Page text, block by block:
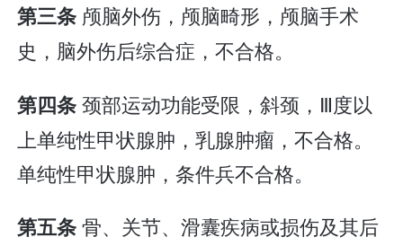
第三条 颅脑外伤，颅脑畸形，颅脑手术
史，脑外伤后综合症，不合格。
第四条颈部运动功能受限，斜颈，Ⅲ度以
上单纯性甲状腺肿，乳腺肿瘤，不合格。
单纯性甲状腺肿，条件兵不合格。
第五条骨、关节、滑囊疾病或损伤及其后